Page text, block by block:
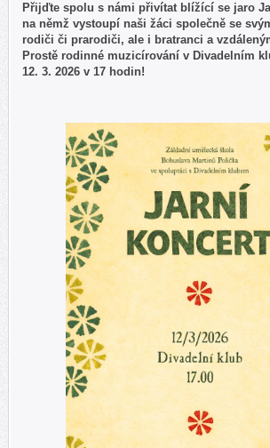
Přijďte spolu s námi přivítat blížící se jaro
na němž vystoupí naši žáci společně se
rodiči či prarodiči, ale i bratranci a
Prostě rodinné muzicírování v Divadelním
12. 3. 2026 v 17 hodin!